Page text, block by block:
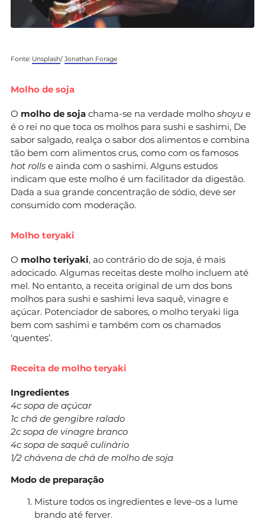
Fonte: Unsplash/ Jonathan Forage
Molho de soja
O molho de soja chama-se na verdade molho shoyu e
é o rei no que toca os molhos para sushi e sashimi, De
sabor salgado, realça o sabor dos alimentos e combina
tão bem com alimentos crus, como com os famosos
hot rolls e ainda com o sashimi. Alguns estudos
indicam que este molho é um facilitador da digestão.
Dada a sua grande concentração de sódio, deve ser
consumido com moderação.
Molho teryaki
O molho teriyaki, ao contrário do de soja, é mais
adocicado. Algumas receitas deste molho incluem até
mel. No entanto, a receita original de um dos bons
molhos para sushi e sashimi leva saquê, vinagre e
açúcar. Potenciador de sabores, o molho teryaki liga
bem com sashimi e também com os chamados
‘quentes’.
Receita de molho teryaki
Ingredientes
4c sopa de açúcar
1c chá de gengibre ralado
2c sopa de vinagre branco
4c sopa de saquê culinário
1/2 chávena de chá de molho de soja
Modo de preparação
Misture todos os ingredientes e leve-os a lume
brando até ferver.